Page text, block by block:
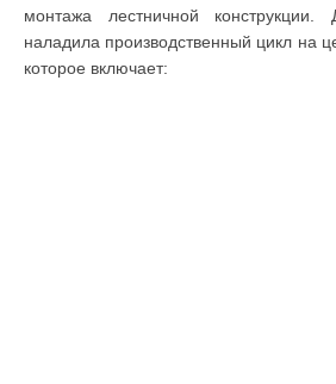
монтажа лестничной конструкции.
наладила производственный цикл на
которое включает: